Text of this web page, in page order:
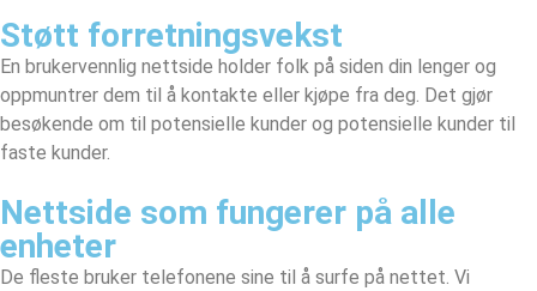
Støtt forretningsvekst
En brukervennlig nettside holder folk på siden din lenger og
oppmuntrer dem til å kontakte eller kjøpe fra deg. Det gjør
besøkende om til potensielle kunder og potensielle kunder til
faste kunder.
Nettside som fungerer på alle
enheter
De fleste bruker telefonene sine til å surfe på nettet. Vi